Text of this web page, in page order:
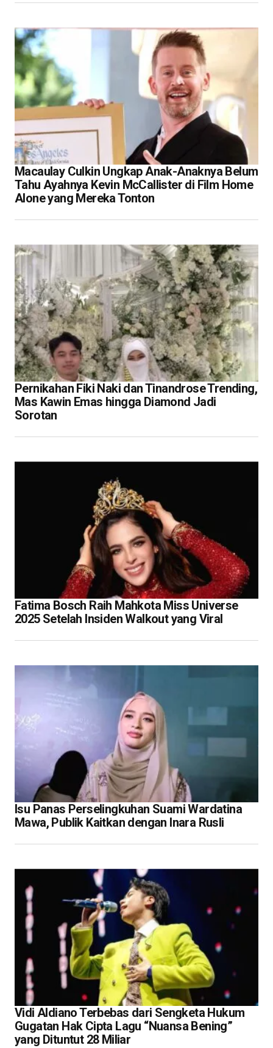
Macaulay Culkin Ungkap Anak-Anaknya Belum
Tahu Ayahnya Kevin McCallister di Film Home
Alone yang Mereka Tonton
Pernikahan Fiki Naki dan Tinandrose Trending,
Mas Kawin Emas hingga Diamond Jadi
Sorotan
Fatima Bosch Raih Mahkota Miss Universe
2025 Setelah Insiden Walkout yang Viral
Isu Panas Perselingkuhan Suami Wardatina
Mawa, Publik Kaitkan dengan Inara Rusli
Vidi Aldiano Terbebas dari Sengketa Hukum
Gugatan Hak Cipta Lagu “Nuansa Bening”
yang Dituntut 28 Miliar